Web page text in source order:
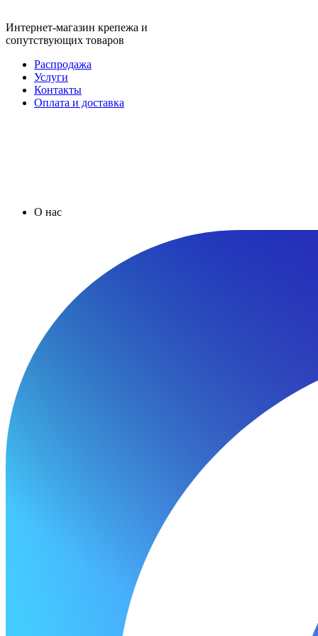
Интернет-магазин крепежа и
сопутствующих товаров
Распродажа
Услуги
Контакты
Оплата и доставка
О нас